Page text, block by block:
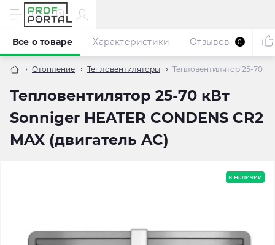
Отопление Тепловентиляторы Тепловентилятор 25-70
Тепловентилятор 25-70 кВт
Sonniger HEATER CONDENS CR2
MAX (двигатель AC)
Все о товаре Характеристики Отзывов 0
в наличии